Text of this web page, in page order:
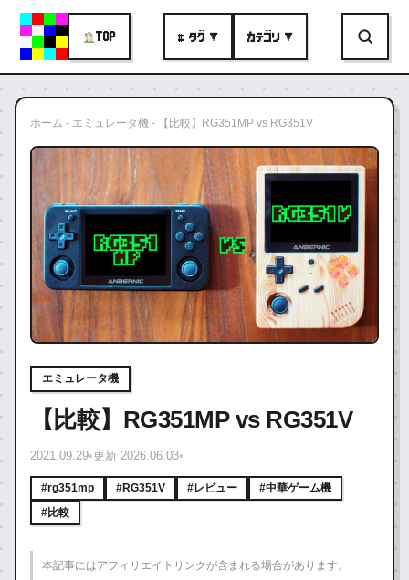
TOP # タグ ▼ カテゴリ ▼
ホーム - エミュレータ機 - 【比較】RG351MP vs RG351V
エミュレータ機
【比較】RG351MP vs RG351V
2021.09.29•更新 2026.06.03•
#rg351mp #RG351V #レビュー
#中華ゲーム機
#比較
本記事にはアフィリエイトリンクが含まれる場合があります。